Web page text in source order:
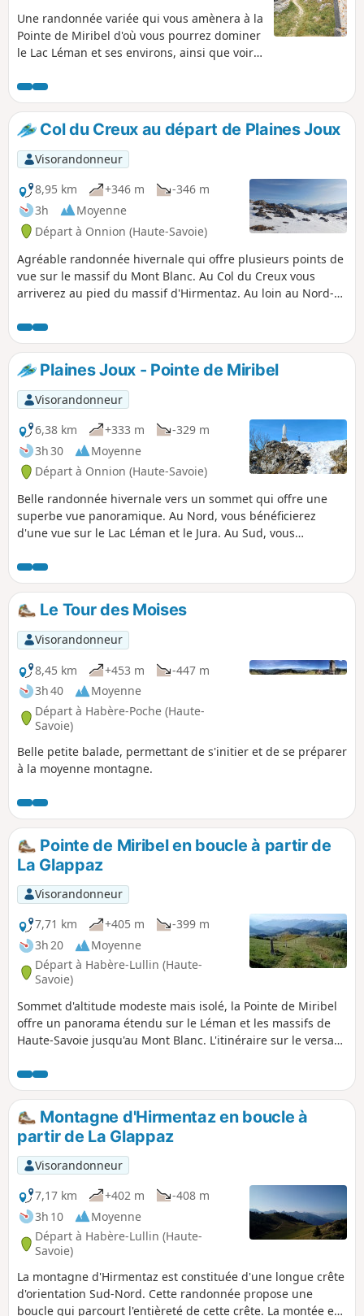
Une randonnée variée qui vous amènera à la
Pointe de Miribel d'où vous pourrez dominer
le Lac Léman et ses environs, ainsi que voir
Col du Creux au départ de Plaines Joux
Visorandonneur
8,95 km
+346 m
-346 m
3h
Moyenne
Départ à Onnion (Haute-Savoie)
Agréable randonnée hivernale qui offre plusieurs points de
vue sur le massif du Mont Blanc. Au Col du Creux vous
arriverez au pied du massif d'Hirmentaz. Au loin au Nord-
Plaines Joux - Pointe de Miribel
Visorandonneur
6,38 km
+333 m
-329 m
3h 30
Moyenne
Départ à Onnion (Haute-Savoie)
Belle randonnée hivernale vers un sommet qui offre une
superbe vue panoramique. Au Nord, vous bénéficierez
d'une vue sur le Lac Léman et le Jura. Au Sud, vous
Blanc.
Le Tour des Moises
Visorandonneur
8,45 km
+453 m
-447 m
3h 40
Moyenne
Départ à Habère-Poche (Haute-
Savoie)
Belle petite balade, permettant de s'initier et de se préparer
à la moyenne montagne.
Pointe de Miribel en boucle à partir de
La Glappaz
Visorandonneur
7,71 km
+405 m
-399 m
3h 20
Moyenne
Départ à Habère-Lullin (Haute-
Savoie)
Sommet d'altitude modeste mais isolé, la Pointe de Miribel
offre un panorama étendu sur le Léman et les massifs de
Haute-Savoie jusqu'au Mont Blanc. L'itinéraire sur le versant
1804. Cette boucle propose une approche plus originale et
plus diversifiée que l'usuelle montée depuis Ajon, à travers
d'agréables alpages et quelques passages boisés.
Montagne d'Hirmentaz en boucle à
partir de La Glappaz
Visorandonneur
7,17 km
+402 m
-408 m
3h 10
Moyenne
Départ à Habère-Lullin (Haute-
Savoie)
La montagne d'Hirmentaz est constituée d'une longue crête
d'orientation Sud-Nord. Cette randonnée propose une
boucle qui parcourt l'entièreté de cette crête. La montée est